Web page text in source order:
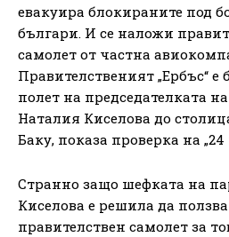
евакуира блокираните под
българи. И се наложи
самолет от частна
Правителственият „Ербъс“
полет на председателката
Наталия Киселова до
Баку, показа проверка на „24
Странно защо шефката на
Киселова е решила да
правителствен самолет за